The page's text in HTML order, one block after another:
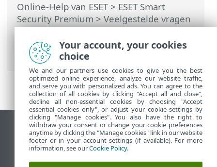
Online-Help van ESET> ESET Smart
Security Premium>Veelgestelde vragen
>Hoe productdeactivering op te lossen
van ESET HOME > Product is niet
geactiveerd
Bureaubladwebsite weergeven
End of Life
ESET Kennisbank
Your account, your cookies
choice
We and our partners use cookies to give you the best
optimized online experience, analyze our website traffic,
and serve you with personalized ads. You can agree to the
collection of all cookies by clicking "Accept all and close",
decline all non-essential cookies by choosing "Accept
essential cookies only", or adjust your cookie settings by
clicking "Manage cookies". You also have the right to
withdraw your consent or change your cookie preferences
anytime by clicking the "Manage cookies" link in our website
footer or in your account settings (if available). For more
information, see ourCookie Policy.